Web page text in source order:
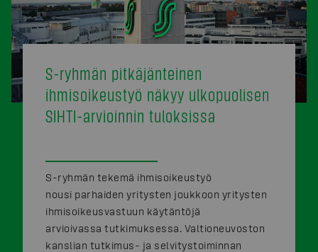
S-ryhmän pitkäjänteinen
ihmisoikeustyö näkyy ulkopuolisen
SIHTI-arvioinnin tuloksissa
S-ryhmän tekemä ihmisoikeustyö
nousi parhaiden yritysten joukkoon yritysten
ihmisoikeusvastuun käytäntöjä
arvioivassa tutkimuksessa. Valtioneuvoston
kanslian tutkimus- ja selvitystoiminnan